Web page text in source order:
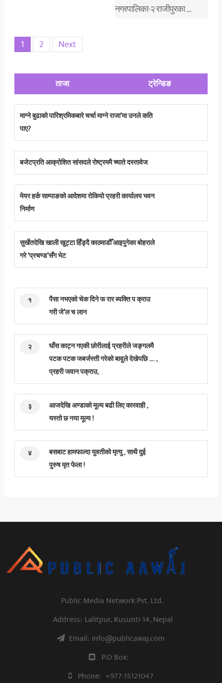
नगरपालिका-२ राजीपुरका …
Posts
pagination
1 2 Next
ताजा ट्रेन्डिङ
माग्ने बुढाको पारिश्रमिकबारे चर्चा माग्ने राजा’मा उनले कति
पाए?
बजेटप्रति आक्रोशित सांसदले रोष्ट्रममै च्याते दस्तावेज
मेयर हर्क साम्पाङको आदेशमा रोकियो प्रहरी कार्यालय भवन
निर्माण
सुर्खेतदेखि खाली खुट्टा हिँड्दै काठमाडौँ आइपुगेका बोहराले
गरे ‘प्रचण्ड’सँग भेट
१
पैसा नभएको चेक दिने फ रार ब्यक्ति प क्राउ
गरी जे’ल च लान
२
घाँस काट्न गएकी छोरीलाई प्रहरीले जङ्गलमै
पटक पटक जबर्जस्ती गरेको बावुले देखेपछि …. ,
प्रहरी जवान पक्राउ,
३
आजदेखि अण्डाको मूल्य बढी लिए कारवाही ,
यस्तो छ नया मूल्य !
४
बसबाट हामफाल्दा युवतीको मृत्यु , साथै दुई
पुरुष मृत फेला !
Public Media Network Pvt. Ltd.
Address: Lalitpur, Kusunti-14, Nepal
Email: info@publicawaj.com
P.O Box:
Phone: +977-15121047